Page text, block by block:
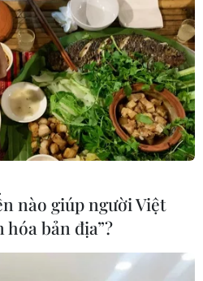
nào giúp người Việt
hóa bản địa”?